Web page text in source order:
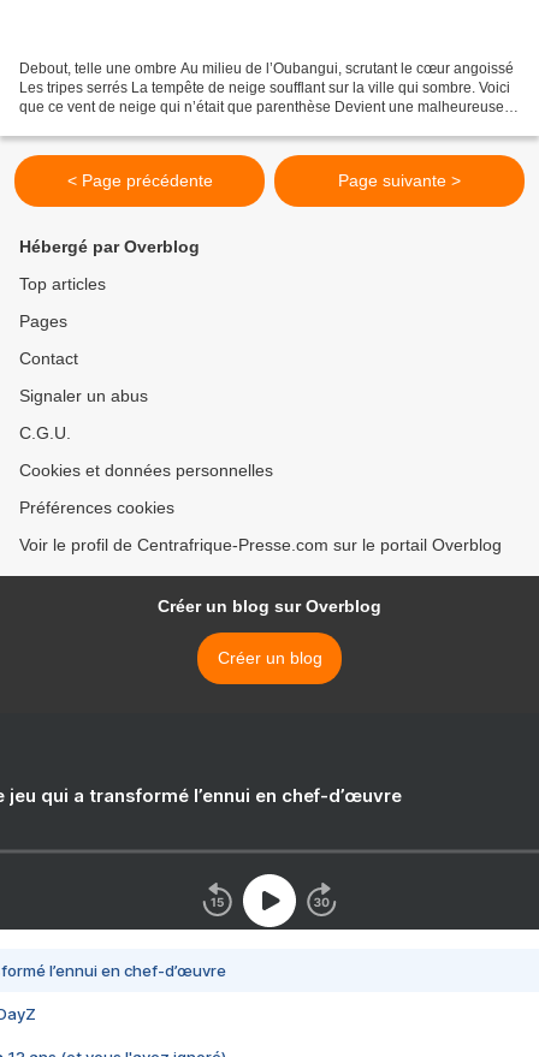
Debout, telle une ombre Au milieu de l’Oubangui, scrutant le cœur angoissé
Les tripes serrés La tempête de neige soufflant sur la ville qui sombre. Voici
que ce vent de neige qui n’était que parenthèse Devient une malheureuse
< Page précédente Page suivante >
Hébergé par Overblog
Top articles
Pages
Contact
Signaler un abus
C.G.U.
Cookies et données personnelles
Préférences cookies
Voir le profil de Centrafrique-Presse.com sur le portail Overblog
Créer un blog sur Overblog
Créer un blog
jeu qui a transformé l’ennui en chef-d’œuvre
l’ennui en chef-d’œuvre